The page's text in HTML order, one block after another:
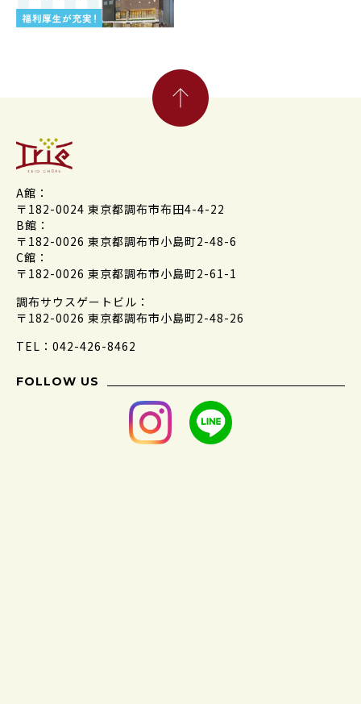
A館：
〒182-0024 東京都調布市布田4-4-22
B館：
〒182-0026 東京都調布市小島町2-48-6
C館：
〒182-0026 東京都調布市小島町2-61-1
調布サウスゲートビル：
〒182-0026 東京都調布市小島町2-48-26
TEL：042-426-8462
FOLLOW US